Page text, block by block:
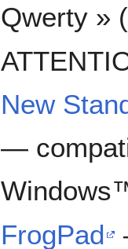
Qwerty »
New
—
FrogPad